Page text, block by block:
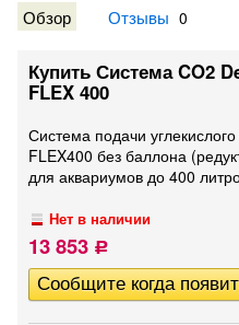
Обзор Отзывы 0
Купить Система CO2
FLEX 400
Система подачи
FLEX400 без баллона
для аквариумов до 400
Нет в наличии
13 853 Р